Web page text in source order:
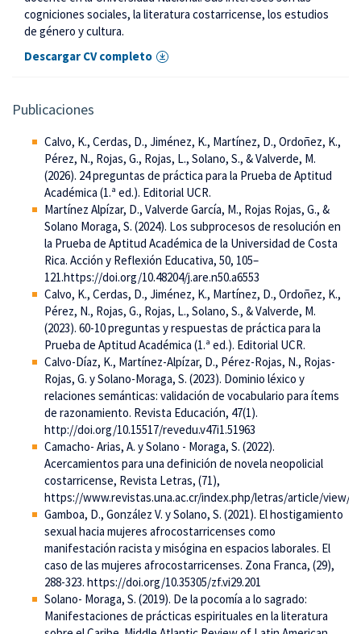
cogniciones sociales, la literatura costarricense, los estudios
de género y cultura.
Descargar CV completo
Publicaciones
Calvo, K., Cerdas, D., Jiménez, K., Martínez, D., Ordoñez, K.,
Pérez, N., Rojas, G., Rojas, L., Solano, S., & Valverde, M.
(2026). 24 preguntas de práctica para la Prueba de Aptitud
Académica (1.ª ed.). Editorial UCR.
Martínez Alpízar, D., Valverde García, M., Rojas Rojas, G., &
Solano Moraga, S. (2024). Los subprocesos de resolución en
la Prueba de Aptitud Académica de la Universidad de Costa
Rica. Acción y Reflexión Educativa, 50, 105–
121.https://doi.org/10.48204/j.are.n50.a6553
Calvo, K., Cerdas, D., Jiménez, K., Martínez, D., Ordoñez, K.,
Pérez, N., Rojas, G., Rojas, L., Solano, S., & Valverde, M.
(2023). 60-10 preguntas y respuestas de práctica para la
Prueba de Aptitud Académica (1.ª ed.). Editorial UCR.
Calvo-Díaz, K., Martínez-Alpízar, D., Pérez-Rojas, N., Rojas-
Rojas, G. y Solano-Moraga, S. (2023). Dominio léxico y
relaciones semánticas: validación de vocabulario para ítems
de razonamiento. Revista Educación, 47(1).
http://doi.org/10.15517/revedu.v47i1.51963
Camacho- Arias, A. y Solano - Moraga, S. (2022).
Acercamientos para una definición de novela neopolicial
costarricense, Revista Letras, (71),
https://www.revistas.una.ac.cr/index.php/letras/article/view/
Gamboa, D., González V. y Solano, S. (2021). El hostigamiento
sexual hacia mujeres afrocostarricenses como
manifestación racista y misógina en espacios laborales. El
caso de las mujeres afrocostarricenses. Zona Franca, (29),
288-323. https://doi.org/10.35305/zf.vi29.201
Solano- Moraga, S. (2019). De la pocomía a lo sagrado:
Manifestaciones de prácticas espirituales en la literatura